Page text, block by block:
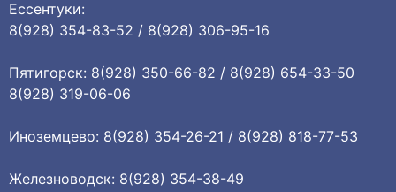
Ессентуки:
8(928) 354-83-52 / 8(928) 306-95-16
Пятигорск: 8(928) 350-66-82 / 8(928) 654-33-50
8(928) 319-06-06
Иноземцево: 8(928) 354-26-21 / 8(928) 818-77-53
Железноводск: 8(928) 354-38-49